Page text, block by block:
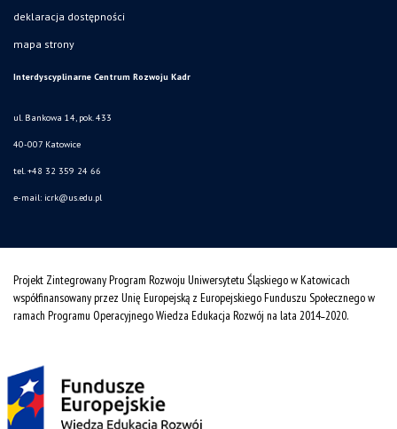
deklaracja dostępności
mapa strony
Interdyscyplinarne Centrum Rozwoju Kadr
ul. Bankowa 14, pok. 433
40-007 Katowice
tel. +48 32 359 24 66
e-mail: icrk@us.edu.pl
Projekt Zintegrowany Program Rozwoju Uniwersytetu Śląskiego w Katowicach
współfinansowany przez Unię Europejską z Europejskiego Funduszu Społecznego w
ramach Programu Operacyjnego Wiedza Edukacja Rozwój na lata 2014˗2020.